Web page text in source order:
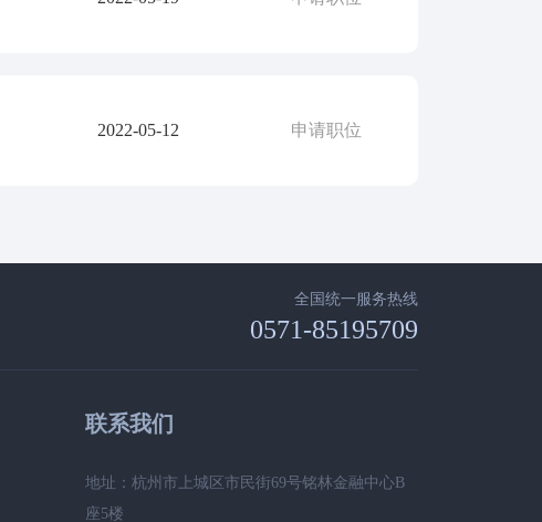
2022-05-12 申请职位
全国统一服务热线
0571-85195709
联系我们
地址：杭州市上城区市民街69号铭林金融中心B
座5楼